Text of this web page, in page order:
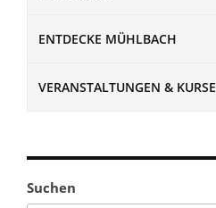
ENTDECKE MÜHLBACH
VERANSTALTUNGEN & KURSE
Suchen